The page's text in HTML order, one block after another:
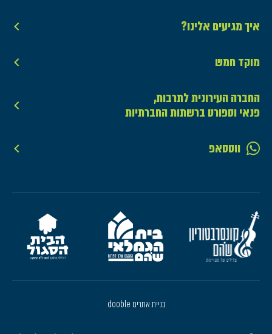
איך מגיעים אלינו?
מוקד חמש
החברה העירונית לתרבות,
פנאי וספורט ברשתות החברתיות
ווטסאפ
בניית אתרים dooble